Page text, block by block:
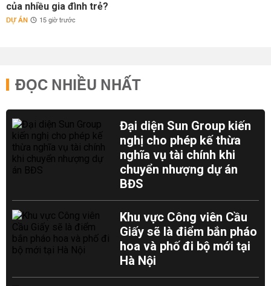
của nhiều gia đình trẻ?
DỰ ÁN 15 giờ trước
ĐỌC NHIỀU NHẤT
Đại diện Sun Group kiến
nghị cho phép kế thừa
nghĩa vụ tài chính khi
chuyển nhượng dự án
BĐS
Khu vực Công viên Cầu
Giấy sẽ là điểm bắn pháo
hoa và phố đi bộ mới tại
Hà Nội